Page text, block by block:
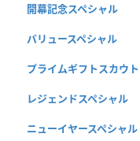
開幕記念スペシャル
バリュースペシャル
プライムギフトスカウト
レジェンドスペシャル
ニューイヤースペシャル